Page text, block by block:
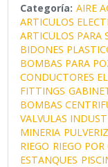
Categoría: AIRE
ARTICULOS
ARTICULOS PARA
BIDONES
BOMBAS PARA
CONDUCTORES
FITTINGS
BOMBAS
VALVULAS
MINERIA
RIEGO RIEGO
ESTANQUES